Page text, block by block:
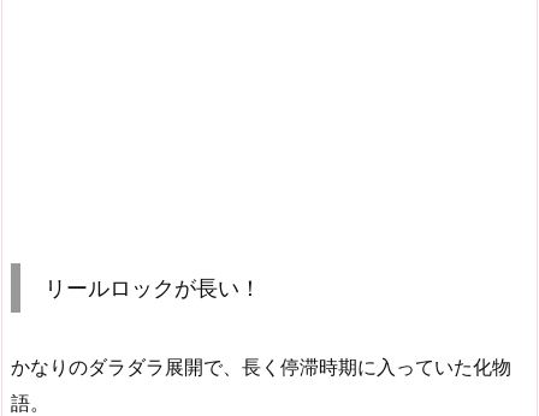
リールロックが長い！
かなりのダラダラ展開で、長く停滞時期に入っていた化物
語。